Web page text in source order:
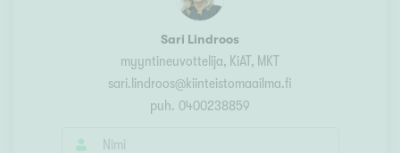
Sari Lindroos
myyntineuvottelija, KiAT, MKT
sari.lindroos@kiinteistomaailma.fi
puh. 0400238859